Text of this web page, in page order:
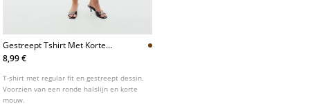
Gestreept Tshirt Met Korte
Mouw
8,99 €
T-shirt met regular fit en gestreept dessin.
Voorzien van een ronde halslijn en korte
mouw.